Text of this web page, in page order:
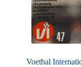
Voetbal